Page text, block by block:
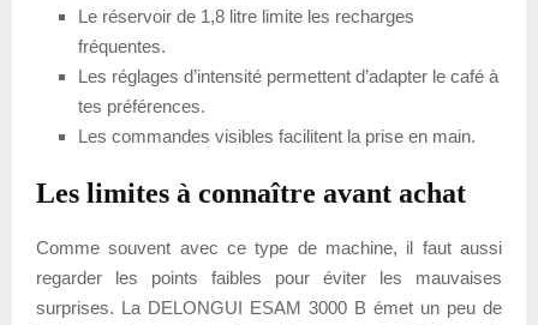
Le réservoir de 1,8 litre limite les recharges
fréquentes.
Les réglages d’intensité permettent d’adapter le café à
tes préférences.
Les commandes visibles facilitent la prise en main.
Les limites à connaître avant achat
Comme souvent avec ce type de machine, il faut aussi
regarder les points faibles pour éviter les mauvaises
surprises. La DELONGUI ESAM 3000 B émet un peu de